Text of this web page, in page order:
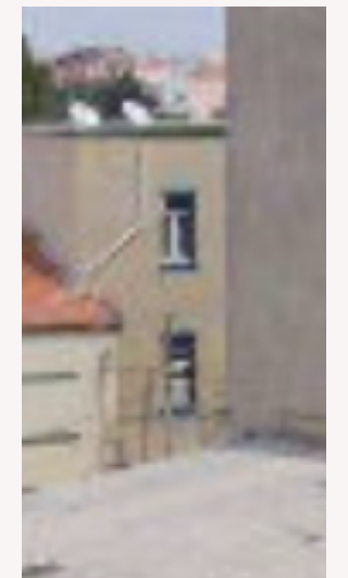
Spil'in Çocukları
Manisa'nın El Yazması
Kütüphaneleri